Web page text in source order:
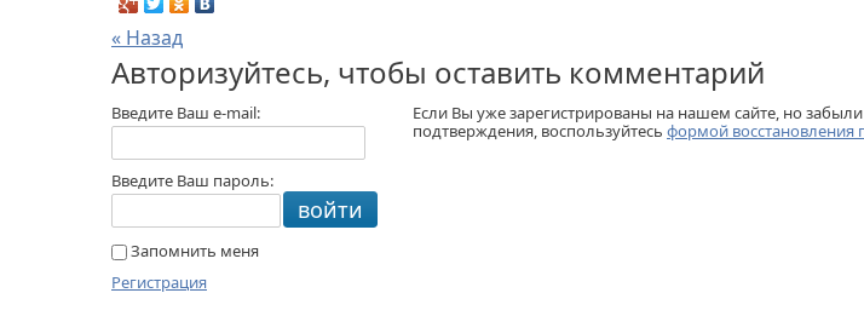
« Назад
Авторизуйтесь, чтобы оставить комментарий
Введите Ваш e-mail:
Введите Ваш пароль:
войти
Запомнить меня
Регистрация
Если Вы уже зарегистрированы на нашем сайте, но
подтверждения, воспользуйтесь формой восстановления